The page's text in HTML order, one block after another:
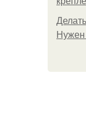
Нужен